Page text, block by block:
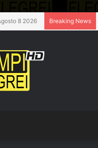
8 2026 Breaking News